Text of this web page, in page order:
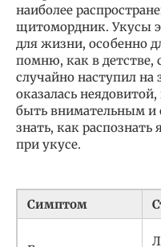
наиболее
щитомордник. Укусы
для жизни, особенно
помню, как в детстве,
случайно наступил
оказалась
быть внимательным и
знать, как
при укусе.
Симптом